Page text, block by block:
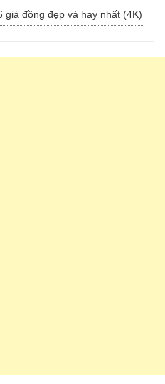
giá đồng đẹp và hay nhất (4K)